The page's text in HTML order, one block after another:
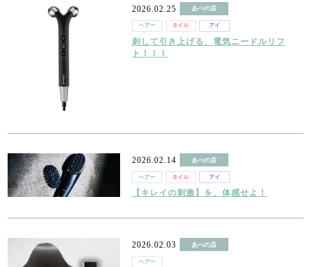
2026.02.25 あべの店
ヘアー ネイル アイ
刺して引き上げる、電気ニードルリフ
ト！！！
2026.02.14 あべの店
ヘアー ネイル アイ
【キレイの刺激】を、体感せよ！
2026.02.03 あべの店
ヘアー